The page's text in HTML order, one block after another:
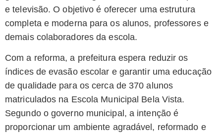
e televisão. O objetivo é oferecer uma estrutura
completa e moderna para os alunos, professores e
demais colaboradores da escola.
Com a reforma, a prefeitura espera reduzir os
índices de evasão escolar e garantir uma educação
de qualidade para os cerca de 370 alunos
matriculados na Escola Municipal Bela Vista.
Segundo o governo municipal, a intenção é
proporcionar um ambiente agradável, reformado e